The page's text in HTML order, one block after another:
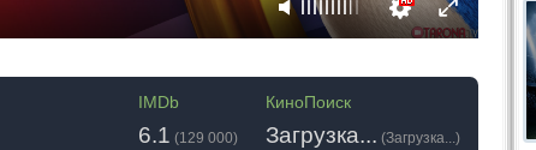
IMDb
6.1 (129 000)
КиноПоиск
Загрузка... (Загрузка...)